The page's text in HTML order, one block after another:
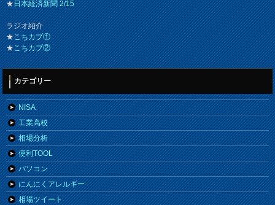
★日本経済新聞 2/15
ラジオ紹介
★こちカブ①
★こちカブ②
カテゴリー
NISA
工業高校
相場分析
便利TOOL
パソコン
にんにくアレルギー
相場ツイート